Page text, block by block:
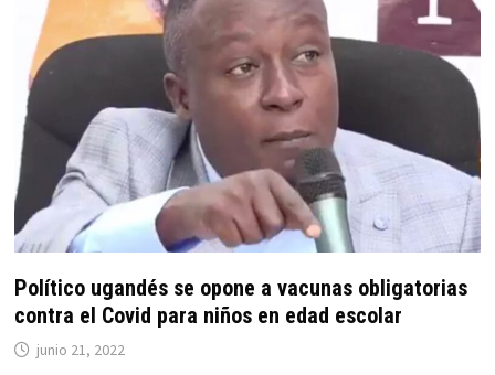
Político ugandés se opone a vacunas obligatorias
contra el Covid para niños en edad escolar
junio 21, 2022